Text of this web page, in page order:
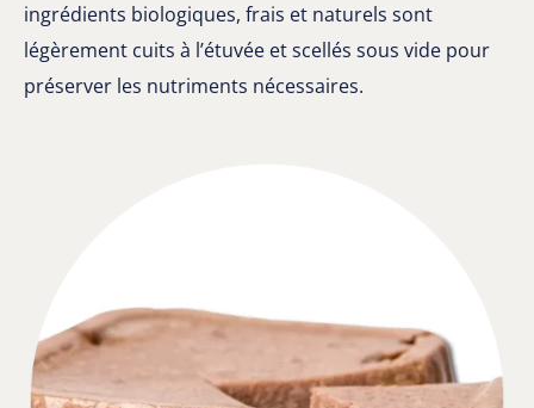
ingrédients biologiques, frais et naturels sont
légèrement cuits à l’étuvée et scellés sous vide pour
préserver les nutriments nécessaires.